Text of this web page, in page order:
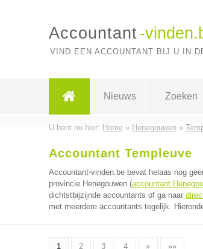
Accountant -
VIND EEN ACCOUNTANT BIJ U IN
Nieuws Zoeken
U bent nu hier: Home» Henegouwen»
Accountant Templeuve
Accountant-vinden.be bevat helaas nog
provincie Henegouwen (accountant
dichtstbijzijnde accountants of ga naar
met meerdere accountants tegelijk.
1 2 3 4 » »»